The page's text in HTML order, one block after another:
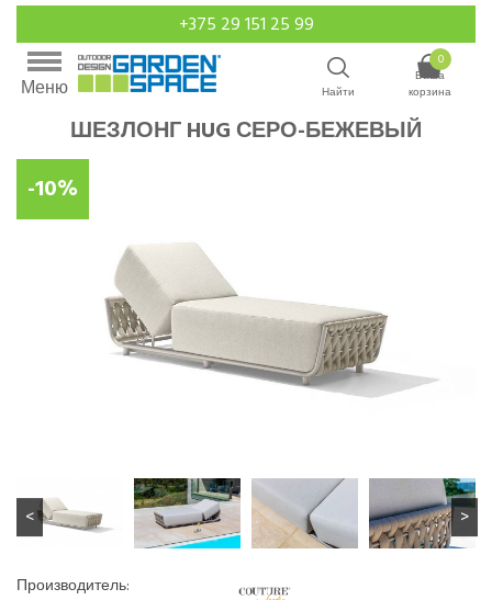
+375 29 151 25 99
Меню Найти
0
Ваша
корзина
ШЕЗЛОНГ HUG СЕРО-БЕЖЕВЫЙ
-10%
Производитель: